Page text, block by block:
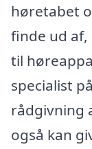
høretabet
finde ud
til
specialist
rådgivning
også kan